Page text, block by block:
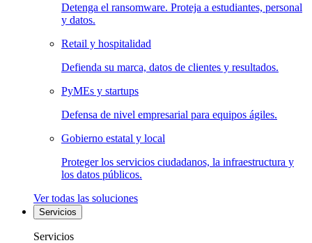
Detenga el ransomware. Proteja a estudiantes, personal
y datos.
Retail y hospitalidad
Defienda su marca, datos de clientes y resultados.
PyMEs y startups
Defensa de nivel empresarial para equipos ágiles.
Gobierno estatal y local
Proteger los servicios ciudadanos, la infraestructura y
los datos públicos.
Ver todas las soluciones
Servicios
Servicios